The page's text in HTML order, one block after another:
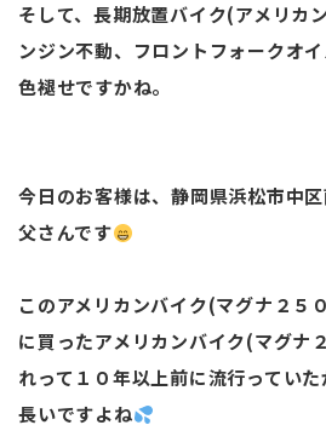
そして、長期放置バイク(アメリカ
ンジン不動、フロントフォークオイ
色褪せですかね。
今日のお客様は、静岡県浜松市中
父さんです
このアメリカンバイク(マグナ２５
に買ったアメリカンバイク(マグナ
れって１０年以上前に流行ってい
長いですよね